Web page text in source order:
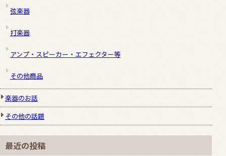
弦楽器
打楽器
アンプ・スピーカー・エフェクター等
その他商品
楽器のお話
その他の話題
最近の投稿